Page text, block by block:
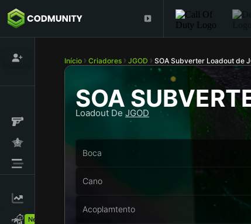
New!
Início Criadores JGOD SOA Subverter Loadout de
SOA
Loadout De JGOD
Boca
Cano
Acoplamtento